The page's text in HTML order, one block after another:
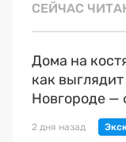
СЕЙЧАС
Дома на
как
Новгороде —
2 дня назад